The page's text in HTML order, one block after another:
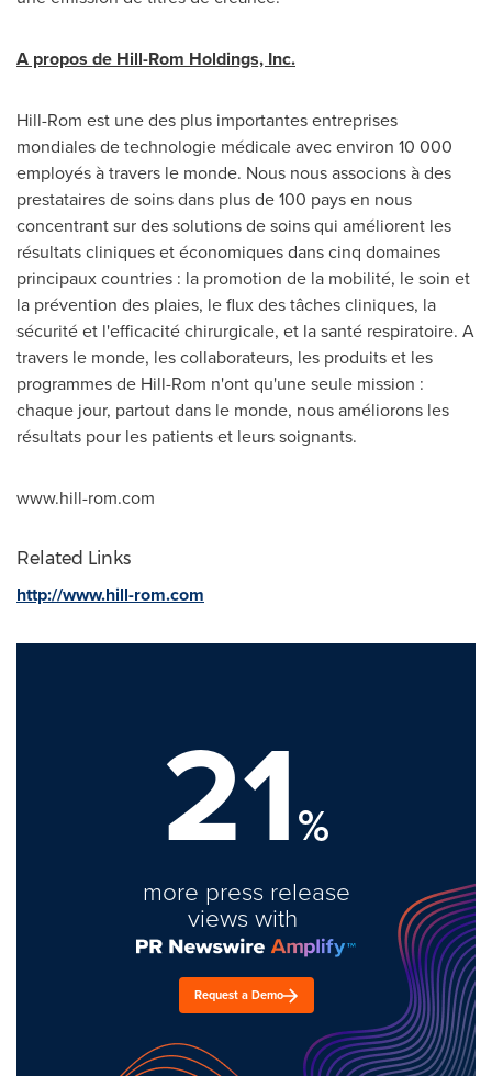
A propos de Hill-Rom Holdings, Inc.
Hill-Rom est une des plus importantes entreprises
mondiales de technologie médicale avec environ 10 000
employés à travers le monde. Nous nous associons à des
prestataires de soins dans plus de 100 pays en nous
concentrant sur des solutions de soins qui améliorent les
résultats cliniques et économiques dans cinq domaines
principaux countries : la promotion de la mobilité, le soin et
la prévention des plaies, le flux des tâches cliniques, la
sécurité et l'efficacité chirurgicale, et la santé respiratoire. A
travers le monde, les collaborateurs, les produits et les
programmes de Hill-Rom n'ont qu'une seule mission :
chaque jour, partout dans le monde, nous améliorons les
résultats pour les patients et leurs soignants.
www.hill-rom.com
Related Links
http://www.hill-rom.com
21%
more press release
views with
Request a Demo